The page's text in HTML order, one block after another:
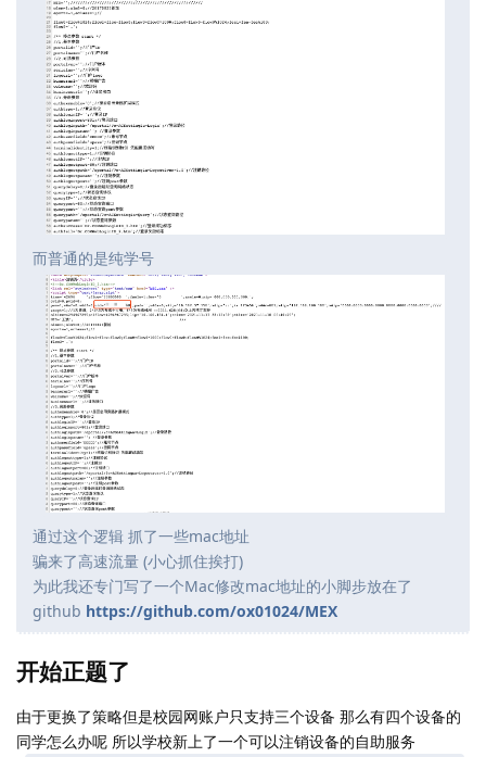
而普通的是纯学号
通过这个逻辑 抓了一些mac地址
骗来了高速流量 (小心抓住挨打)
为此我还专门写了一个Mac修改mac地址的小脚步放在了
github https://github.com/ox01024/MEX
开始正题了
由于更换了策略但是校园网账户只支持三个设备 那么有四个设备的
同学怎么办呢 所以学校新上了一个可以注销设备的自助服务